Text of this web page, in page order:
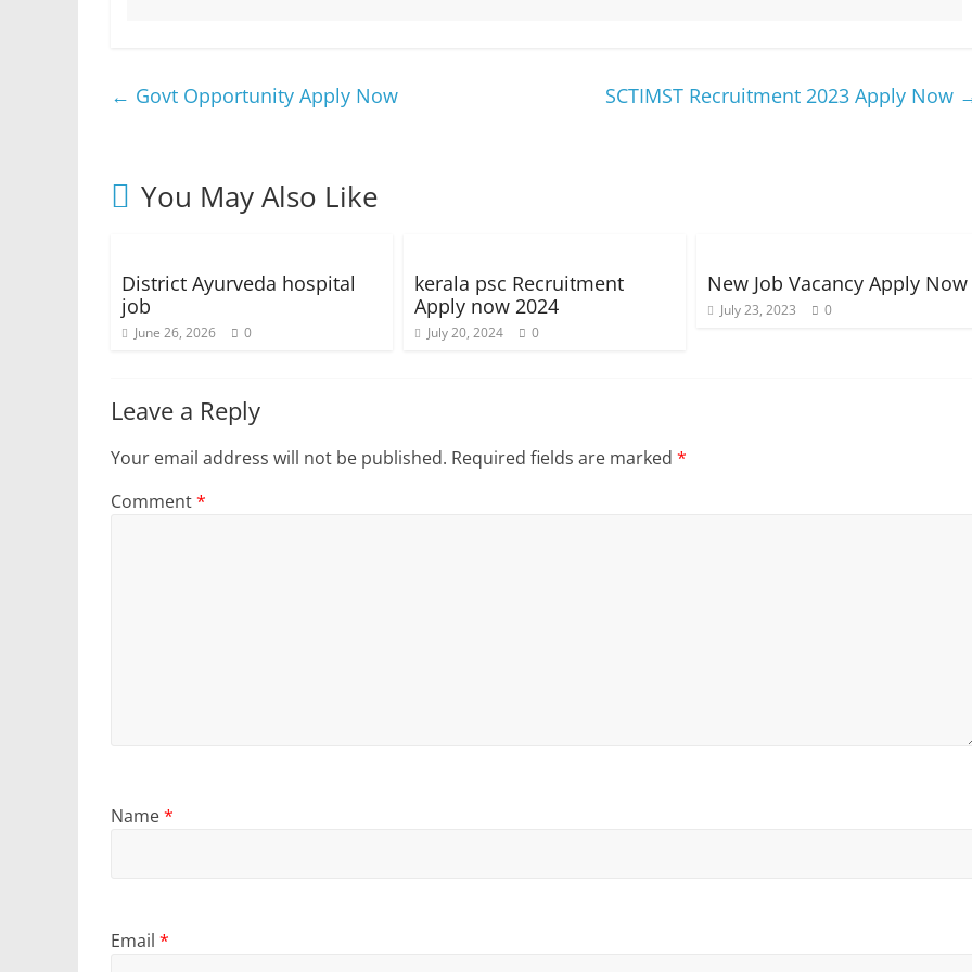
← Govt Opportunity Apply Now SCTIMST Recruitment 2023 Apply Now
You May Also Like
District Ayurveda hospital
job
June 26, 2026 0
kerala psc Recruitment
Apply now 2024
July 20, 2024 0
New Job Vacancy Apply Now
July 23, 2023 0
Leave a Reply
Your email address will not be published. Required fields are marked *
Comment*
Name*
Email *